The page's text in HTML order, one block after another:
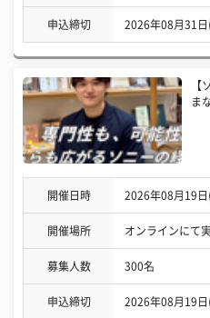
申込締切 2026年08月31日
【
ま
開催日時 2026年08月19
開催場所 オンラインにて
募集人数 300名
申込締切 2026年08月19日